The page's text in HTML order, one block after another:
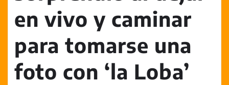
en vivo y caminar
para tomarse una
foto con ‘la Loba’